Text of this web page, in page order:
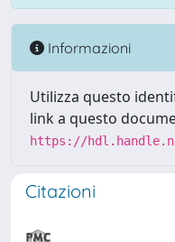
Informazioni
Utilizza questo
link a questo
https://
Citazioni